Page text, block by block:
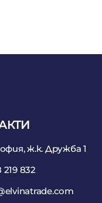
ж.к. Дружба 1
219 832